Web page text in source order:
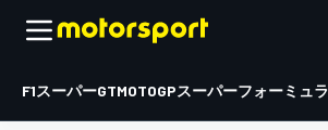
F1スーパーGTMOTOGPスーパーフォーミュラ